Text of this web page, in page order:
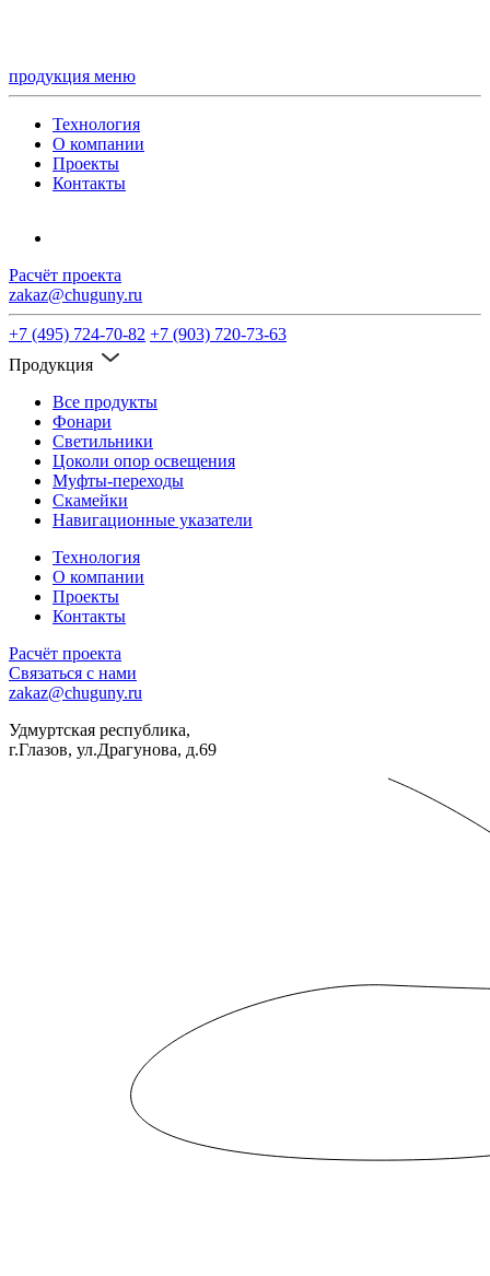
продукция меню
Технология
О компании
Проекты
Контакты
Расчёт проекта
zakaz@chuguny.ru
+7 (495) 724-70-82 +7 (903) 720-73-63
Продукция
Все продукты
Фонари
Светильники
Цоколи опор освещения
Муфты-переходы
Скамейки
Навигационные указатели
Технология
О компании
Проекты
Контакты
Расчёт проекта
Связаться с нами
zakaz@chuguny.ru
Удмуртская республика,
г.Глазов, ул.Драгунова, д.69